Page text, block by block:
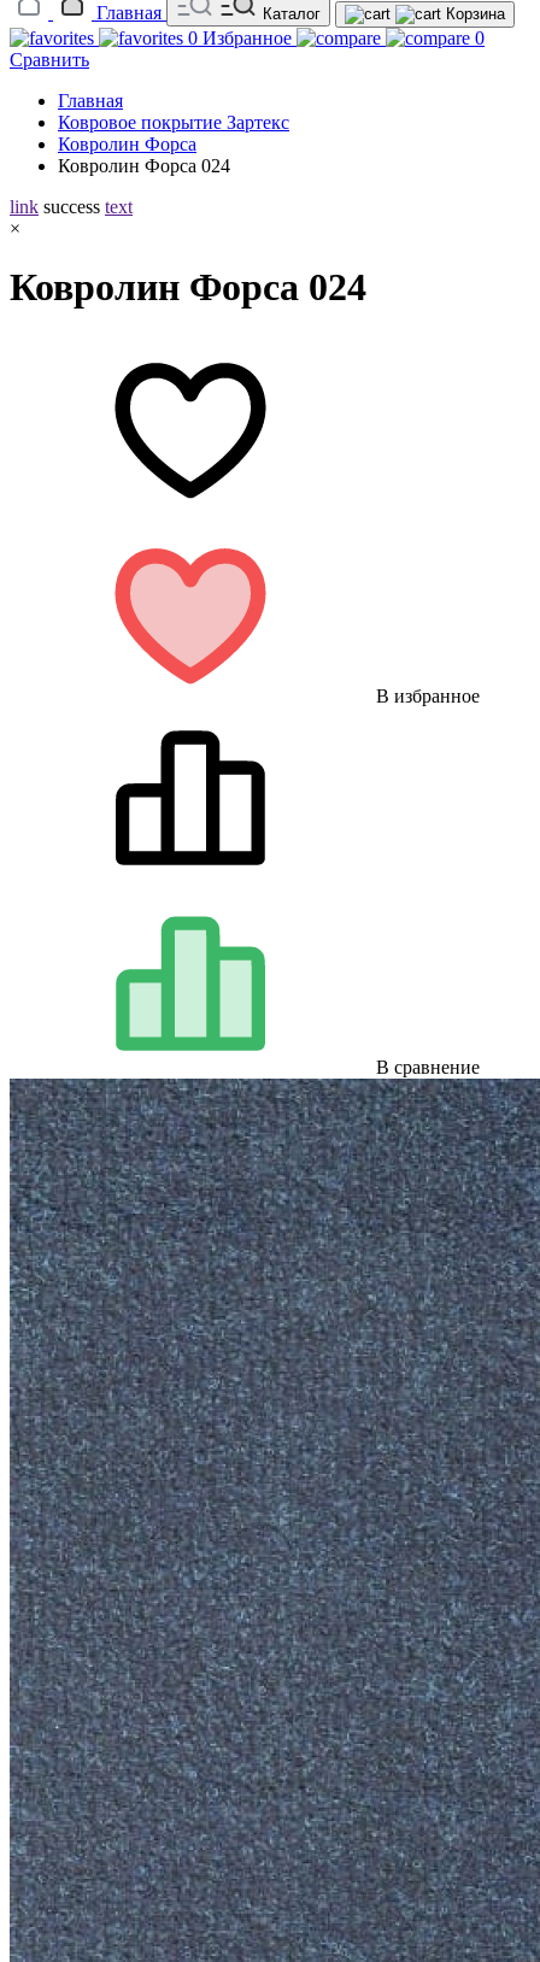
Главная
Каталог Корзина
0 Избранное
0
Сравнить
Главная
Ковровое покрытие Зартекс
Ковролин Форса
Ковролин Форса 024
link success text
×
Ковролин Форса 024
В избранное
В сравнение